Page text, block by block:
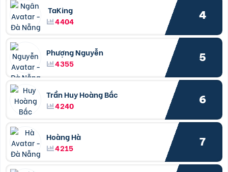
TaKing
4404
4
Phượng Nguyễn
4355
5
Trần Huy Hoàng Bắc
4240
6
Hoàng Hà
4215
7